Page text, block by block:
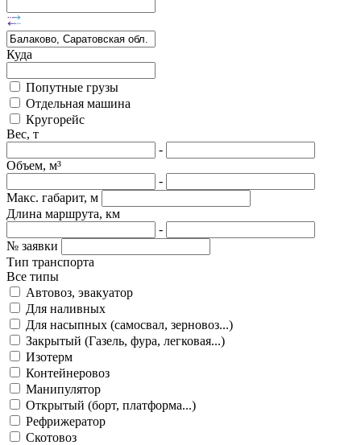
Куда
Попутные грузы
Отдельная машина
Кругорейс
Вес, т
-
Объем, м³
-
Макс. габарит, м
Длина маршрута, км
-
№ заявки
Тип транспорта
Все типы
Автовоз, эвакуатор
Для наливных
Для насыпных (самосвал, зерновоз...)
Закрытый (Газель, фура, легковая...)
Изотерм
Контейнеровоз
Манипулятор
Открытый (борт, платформа...)
Рефрижератор
Скотовоз